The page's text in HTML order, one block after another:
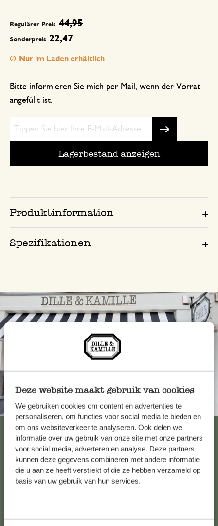
Deze website maakt gebruik van cookies
We gebruiken cookies om content en advertenties te
personaliseren, om functies voor social media te bieden en
om ons websiteverkeer te analyseren. Ook delen we
informatie over uw gebruik van onze site met onze partners
voor social media, adverteren en analyse. Deze partners
kunnen deze gegevens combineren met andere informatie
die u aan ze heeft verstrekt of die ze hebben verzameld op
basis van uw gebruik van hun services.
Sonderpreis 22,47
Regulärer Preis 44,95
Bitte informieren Sie mich per Mail, wenn der Vorrat
angefüllt ist.
Lagerbestand anzeigen
Nur im Laden erhältlich
Produktinformation
Spezifikationen
Immer in der Nähe
Alle 62 Geschäfte anzeigen
Kundenservice/Hilfe
die Antworten aufhäufig gestellte Fragen.